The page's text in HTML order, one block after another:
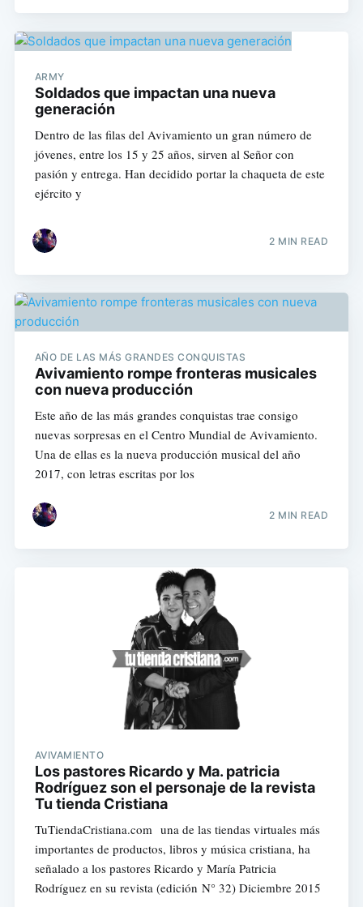
ARMY
Soldados que impactan una nueva
generación
Dentro de las filas del Avivamiento un gran número de
jóvenes, entre los 15 y 25 años, sirven al Señor con
pasión y entrega. Han decidido portar la chaqueta de este
ejército y
2 MIN READ
AÑO DE LAS MÁS GRANDES CONQUISTAS
Avivamiento rompe fronteras musicales
con nueva producción
Este año de las más grandes conquistas trae consigo
nuevas sorpresas en el Centro Mundial de Avivamiento.
Una de ellas es la nueva producción musical del año
2017, con letras escritas por los
2 MIN READ
AVIVAMIENTO
Los pastores Ricardo y Ma. patricia
Rodríguez son el personaje de la revista
Tu tienda Cristiana
TuTiendaCristiana.com una de las tiendas virtuales más
importantes de productos, libros y música cristiana, ha
señalado a los pastores Ricardo y María Patricia
Rodríguez en su revista (edición N° 32) Diciembre 2015